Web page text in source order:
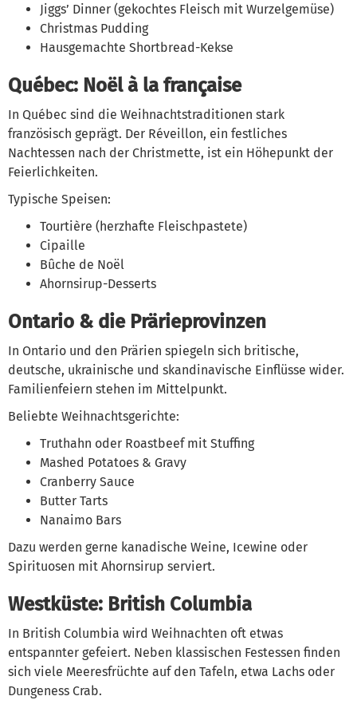
Jiggs’ Dinner (gekochtes Fleisch mit Wurzelgemüse)
Christmas Pudding
Hausgemachte Shortbread-Kekse
Québec: Noël à la française
In Québec sind die Weihnachtstraditionen stark
französisch geprägt. Der Réveillon, ein festliches
Nachtessen nach der Christmette, ist ein Höhepunkt der
Feierlichkeiten.
Typische Speisen:
Tourtière (herzhafte Fleischpastete)
Cipaille
Bûche de Noël
Ahornsirup-Desserts
Ontario & die Prärieprovinzen
In Ontario und den Prärien spiegeln sich britische,
deutsche, ukrainische und skandinavische Einflüsse wider.
Familienfeiern stehen im Mittelpunkt.
Beliebte Weihnachtsgerichte:
Truthahn oder Roastbeef mit Stuffing
Mashed Potatoes & Gravy
Cranberry Sauce
Butter Tarts
Nanaimo Bars
Dazu werden gerne kanadische Weine, Icewine oder
Spirituosen mit Ahornsirup serviert.
Westküste: British Columbia
In British Columbia wird Weihnachten oft etwas
entspannter gefeiert. Neben klassischen Festessen finden
sich viele Meeresfrüchte auf den Tafeln, etwa Lachs oder
Dungeness Crab.